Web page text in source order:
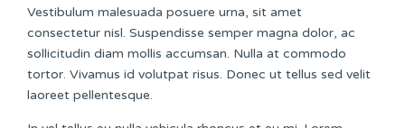
Vestibulum malesuada posuere urna, sit amet
consectetur nisl. Suspendisse semper magna dolor, ac
sollicitudin diam mollis accumsan. Nulla at commodo
tortor. Vivamus id volutpat risus. Donec ut tellus sed velit
laoreet pellentesque.